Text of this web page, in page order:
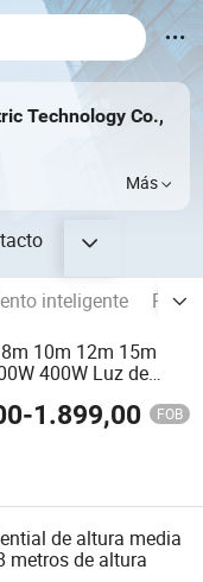
Technology Co.,
Más
inteligente
10m 12m 15m
400W Luz de
para exteriores con
y estadio
-1.899,00 FOB
de altura media
metros de altura